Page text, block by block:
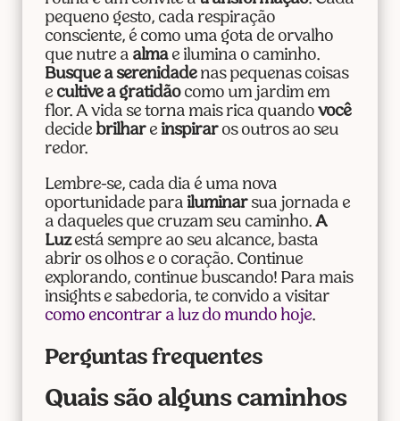
pequeno gesto, cada respiração
consciente, é como uma gota de orvalho
que nutre a almae ilumina o caminho.
Busque a serenidadenas pequenas coisas
e cultive a gratidãocomo um jardim em
flor. A vida se torna mais rica quando você
decide brilhare inspiraros outros ao seu
redor.
Lembre-se, cada dia é uma nova
oportunidade para iluminarsua jornada e
a daqueles que cruzam seu caminho. A
Luzestá sempre ao seu alcance, basta
abrir os olhos e o coração. Continue
explorando, continue buscando! Para mais
insights e sabedoria, te convido a visitar
como encontrar a luz do mundo hoje.
Perguntas frequentes
Quais são alguns caminhos